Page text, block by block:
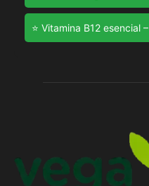
⭐ Vitamina B12 esencial